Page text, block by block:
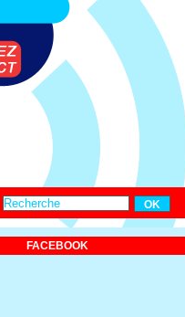
FACEBOOK